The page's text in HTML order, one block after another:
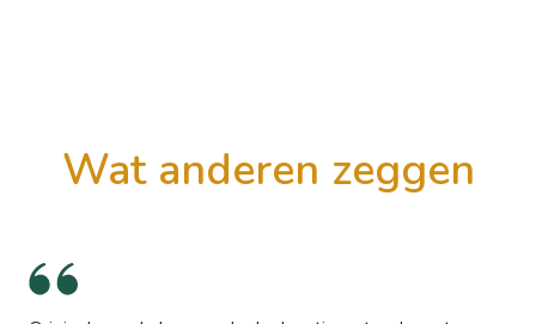
wat anderen zeggen